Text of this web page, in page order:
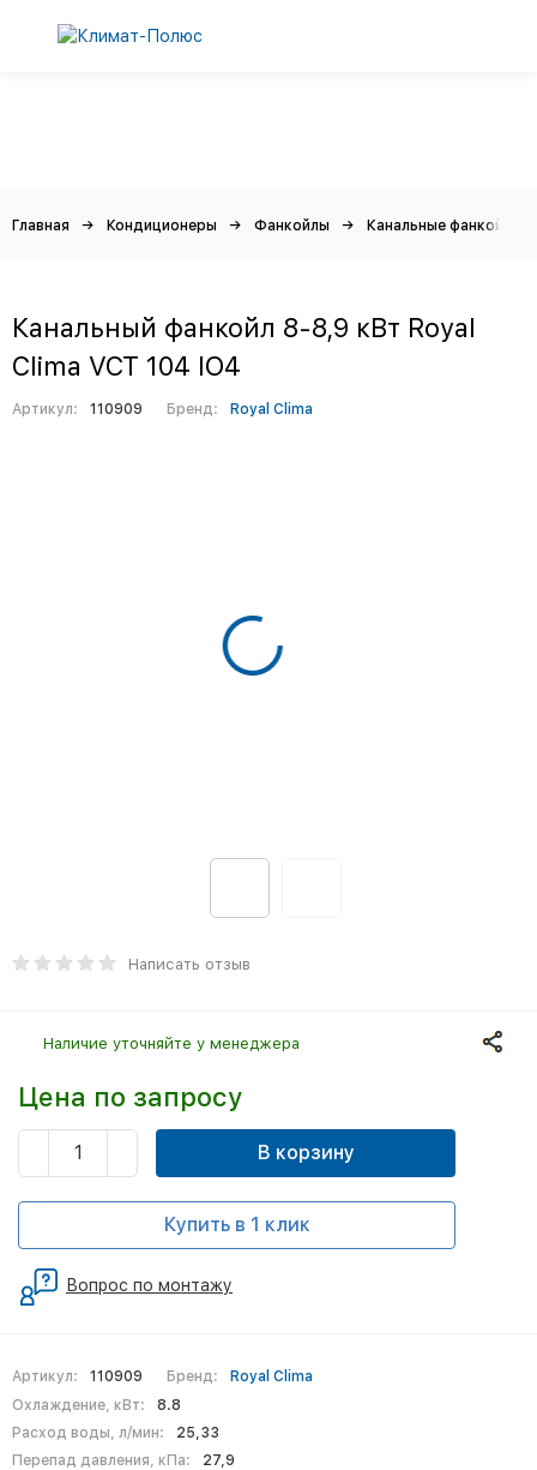
Главная Кондиционеры Фанкойлы Канальные фанкойлы
Канальный фанкойл 8-8,9 кВт Royal
Clima VCT 104 IO4
Артикул: 110909 Бренд: Royal Clima
Написать отзыв
Артикул: 110909 Бренд:
Royal Clima
Охлаждение, кВт:
8.8
Расход воды, л/мин:
25,33
Перепад давления, кПа:
27,9
Наличие уточняйте у менеджера
Цена по запросу
В корзину
Купить в 1 клик
Вопрос по монтажу